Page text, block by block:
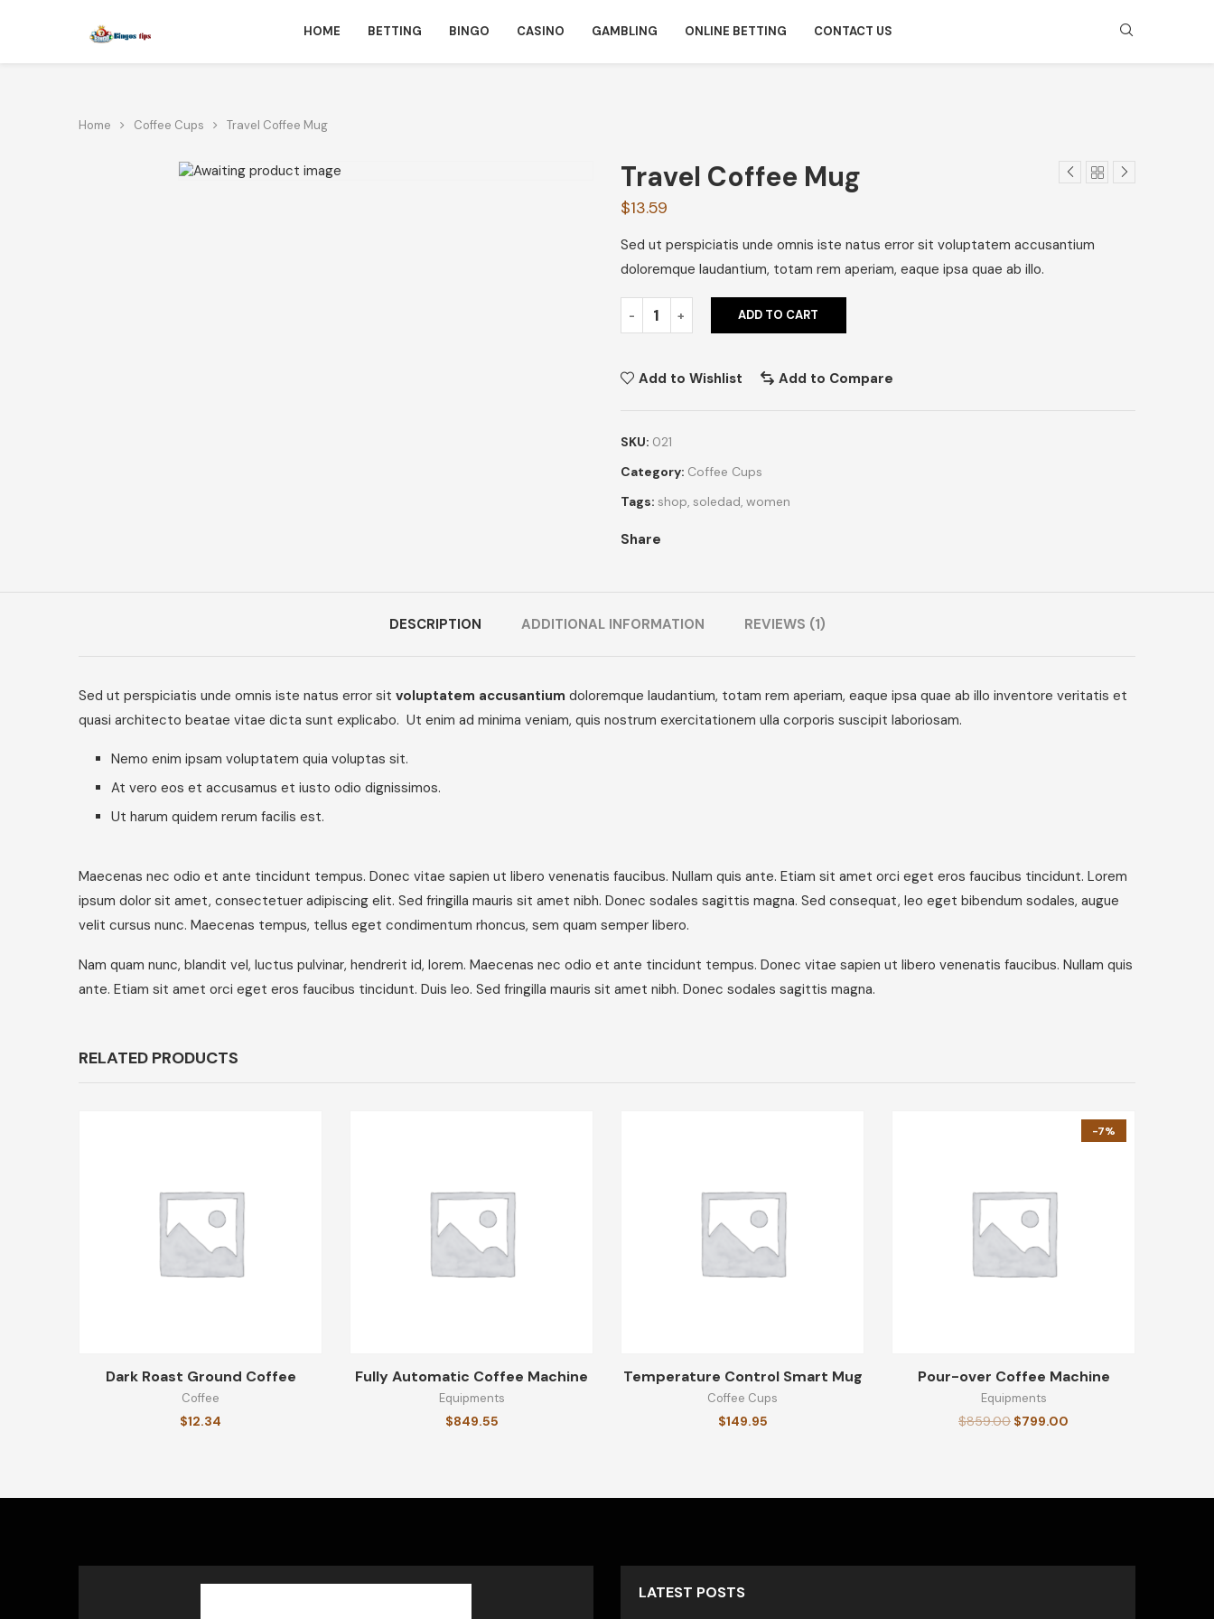
HOME BETTING BINGO CASINO GAMBLING ONLINE BETTING CONTACT US
Home Coffee Cups Travel Coffee Mug
Travel Coffee Mug
$13.59
Sed ut perspiciatis unde omnis iste natus error sit voluptatem accusantium
doloremque laudantium, totam rem aperiam, eaque ipsa quae ab illo.
ADD TO CART
Add to Wishlist Add to Compare
SKU: 021
Category: Coffee Cups
Tags: shop, soledad, women
Share
DESCRIPTION ADDITIONAL INFORMATION REVIEWS (1)
Sed ut perspiciatis unde omnis iste natus error sit voluptatem accusantium doloremque laudantium, totam rem aperiam, eaque ipsa quae ab illo inventore veritatis et
quasi architecto beatae vitae dicta sunt explicabo. Ut enim ad minima veniam, quis nostrum exercitationem ulla corporis suscipit laboriosam.
Nemo enim ipsam voluptatem quia voluptas sit.
At vero eos et accusamus et iusto odio dignissimos.
Ut harum quidem rerum facilis est.
Maecenas nec odio et ante tincidunt tempus. Donec vitae sapien ut libero venenatis faucibus. Nullam quis ante. Etiam sit amet orci eget eros faucibus tincidunt. Lorem
ipsum dolor sit amet, consectetuer adipiscing elit. Sed fringilla mauris sit amet nibh. Donec sodales sagittis magna. Sed consequat, leo eget bibendum sodales, augue
velit cursus nunc. Maecenas tempus, tellus eget condimentum rhoncus, sem quam semper libero.
Nam quam nunc, blandit vel, luctus pulvinar, hendrerit id, lorem. Maecenas nec odio et ante tincidunt tempus. Donec vitae sapien ut libero venenatis faucibus. Nullam quis
ante. Etiam sit amet orci eget eros faucibus tincidunt. Duis leo. Sed fringilla mauris sit amet nibh. Donec sodales sagittis magna.
RELATED PRODUCTS
Dark Roast Ground Coffee
Coffee
$12.34
Fully Automatic Coffee Machine
Equipments
$849.55
Temperature Control Smart Mug
Coffee Cups
$149.95
-7%
Pour-over Coffee Machine
Equipments
$859.00 $799.00
LATEST POSTS